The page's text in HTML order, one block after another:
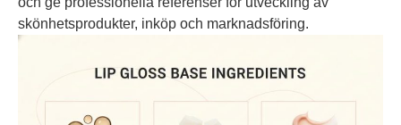
skönhetsprodukter, inköp och marknadsföring.